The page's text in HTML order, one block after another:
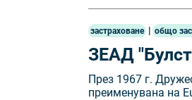
застраховане | общо
ЗЕАД
През 1967 г.
преименувана на